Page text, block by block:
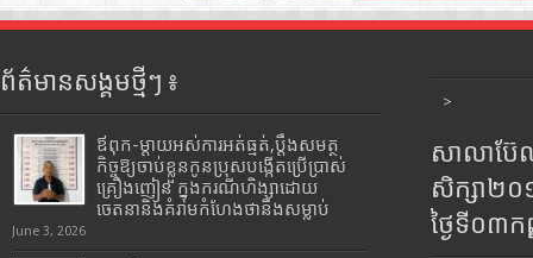
ព័ត៌មានសង្គមថ្មីៗ ៖
ឪពុក-ម្ដាយអស់ការអត់ធ្មត់,ប្ដឹងសមត្ថ
កិច្ចឱ្យចាប់ខ្លួនកូនប្រុសបង្កើតប្រើប្រាស់
គ្រឿងញៀន ក្នុងករណីហិង្សាដោយ
ចេតនានិងគំរាមកំហែងថានឹងសម្លាប់
June 3, 2026
>
សាលាប៊ែ
សិក្សា២
ថ្ងៃទី០៣